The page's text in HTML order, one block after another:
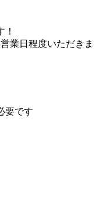
業日程度いただきま
要です